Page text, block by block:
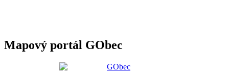
Mapový portál GObec